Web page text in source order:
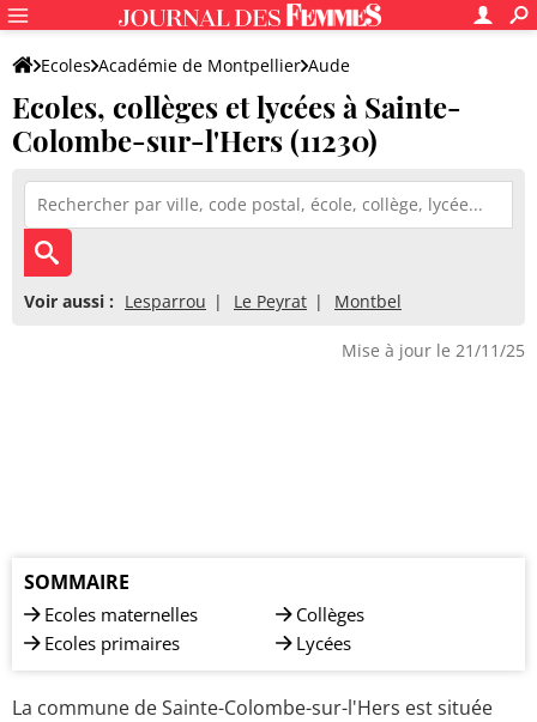
Ecoles Académie de Montpellier Aude
Ecoles, collèges et lycées à Sainte-
Colombe-sur-l'Hers (11230)
Voir aussi : Lesparrou Le Peyrat Montbel
Mise à jour le 21/11/25
SOMMAIRE
Ecoles maternelles
Ecoles primaires
Collèges
Lycées
La commune de Sainte-Colombe-sur-l'Hers est située